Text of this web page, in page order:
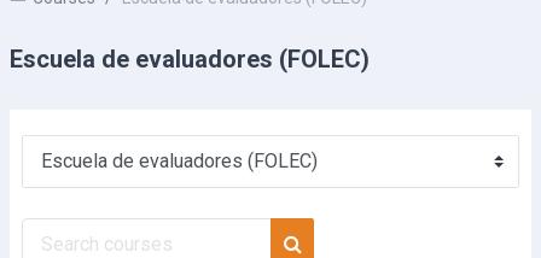
Escuela de evaluadores (FOLEC)
Course categories